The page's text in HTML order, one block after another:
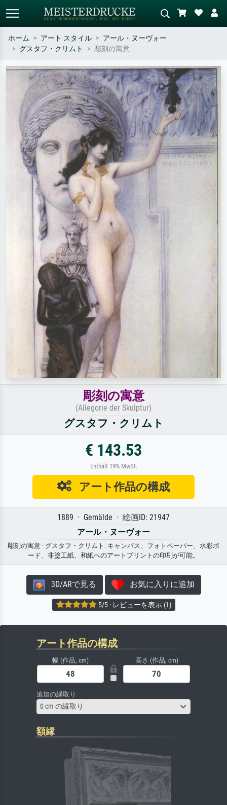
作家名・作品名・スタイルで検索
– 例：モネ、星月夜、印象派、北
斎の波、ヌード。
シーンを説明してください – 例：
緑の草原、赤の多い抽象画、暗い
油絵、木のそばの立ち姿のヌー
ド。
ホーム アート スタイル
アール・ヌーヴォー
グスタフ・クリムト
彫刻の寓意
彫刻の寓意
(Allegorie der Skulptur)
グスタフ・クリムト
€ 143.53
Enthält 19% MwSt.
アート作品の構成
1889 · Gemälde · 絵画ID: 21947
アール・ヌーヴォー
彫刻の寓意 · グスタフ・クリムト. キャンバス、フォトペーパー、水彩ボ
ード、非塗工紙、和紙へのアートプリントの印刷が可能。
3D/ARで見る お気に入りに追加
5/5 · レビューを表示 (1)
アート作品の構成
幅 (作品, cm) 高さ (作品, cm)
追加の縁取り
0 cm の縁取り
額縁